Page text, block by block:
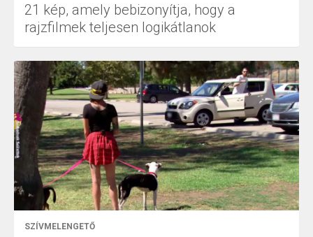
21 kép, amely bebizonyítja, hogy a
rajzfilmek teljesen logikátlanok
SZÍVMELENGETŐ